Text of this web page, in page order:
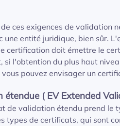
ces exigences de validation
une entité juridique, bien sûr.
certification doit émettre le
si l'obtention du plus haut
pouvez envisager un
étendue ( EV Extended
de validation étendu prend le
types de certificats, qui sont